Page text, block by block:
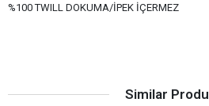
%100 TWILL DOKUMA/İPEK İÇERMEZ
Similar